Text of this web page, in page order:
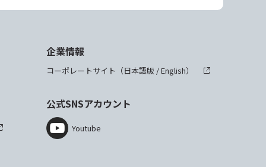
企業情報
コーポレートサイト（日本語版 /English）
公式SNSアカウント
Youtube